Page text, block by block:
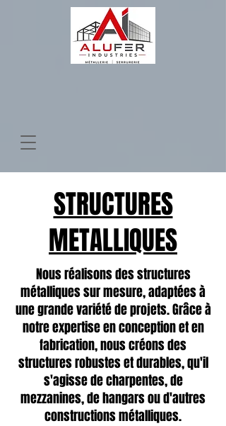
STRUCTURES
METALLIQUES
Nous réalisons des structures
métalliques sur mesure, adaptées à
une grande variété de projets. Grâce à
notre expertise en conception et en
fabrication, nous créons des
structures robustes et durables, qu'il
s'agisse de charpentes, de
mezzanines, de hangars ou d'autres
constructions métalliques.